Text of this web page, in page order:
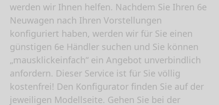
werden wir Ihnen helfen. Nachdem Sie Ihren 6e
Neuwagen nach Ihren Vorstellungen
konfiguriert haben, werden wir für Sie einen
günstigen 6e Händler suchen und Sie können
„mausklickeinfach“ ein Angebot unverbindlich
anfordern. Dieser Service ist für Sie völlig
kostenfrei! Den Konfigurator finden Sie auf der
jeweiligen Modellseite. Gehen Sie bei der